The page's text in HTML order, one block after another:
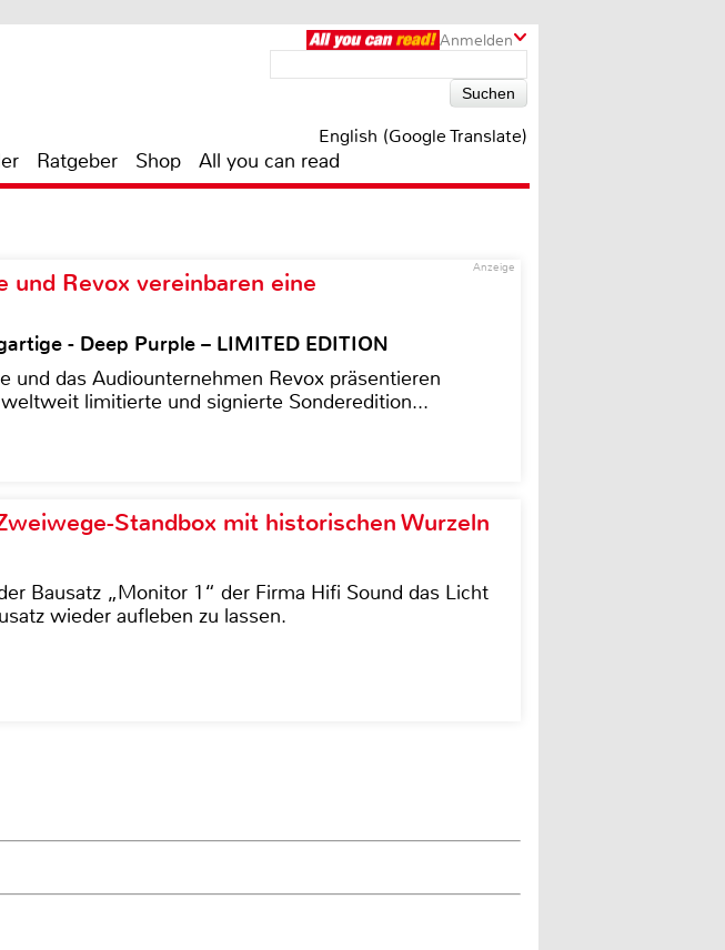
Anmelden
English (Google Translate)
Ratgeber Shop All you can read
Anzeige
und Revox vereinbaren eine
- Deep Purple – LIMITED EDITION
und das Audiounternehmen Revox präsentieren
limitierte und signierte Sonderedition...
Standbox mit historischen Wurzeln
Bausatz „Monitor 1“ der Firma Hifi Sound das Licht
wieder aufleben zu lassen.